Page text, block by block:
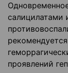
салицилатами
проявлений